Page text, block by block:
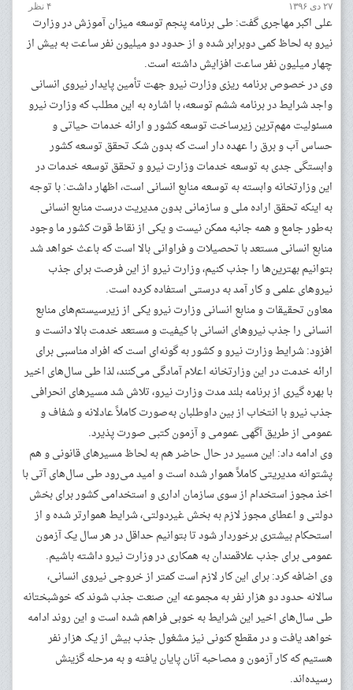
۲۷ دی ۱۳۹۶ ۴ نظر
علی اکبر مهاجری گفت: طی برنامه پنجم توسعه میزان آموزش در وزارت
نیرو به لحاظ کمی دوبرابر شده و از حدود دو میلیون نفر ساعت به بیش از
چهار میلیون نفر ساعت افزایش داشته است.
وی در خصوص برنامه ریزی وزارت نیرو جهت تأمین پایدار نیروی انسانی
واجد شرایط در برنامه ششم توسعه، با اشاره به این مطلب که وزارت نیرو
مسئولیت مهم‌ترین زیرساخت توسعه کشور و ارائه خدمات حیاتی و
حساس آب و برق را عهده دار است که بدون شک تحقق توسعه کشور
وابستگی جدی به توسعه خدمات وزارت نیرو و تحقق توسعه خدمات در
این وزارتخانه وابسته به توسعه منابع انسانی است، اظهار داشت: با توجه
به اینکه تحقق اراده ملی و سازمانی بدون مدیریت درست منابع انسانی
به‌طور جامع و همه جانبه ممکن نیست و یکی از نقاط قوت کشور ما وجود
منابع انسانی مستعد با تحصیلات و فراوانی بالا است که باعث خواهد شد
بتوانیم بهترین‌ها را جذب کنیم، وزارت نیرو از این فرصت برای جذب
نیرو‌های علمی و کار آمد به درستی استفاده کرده است.
معاون تحقیقات و منابع انسانی وزارت نیرو یکی از زیرسیستم‌های منابع
انسانی را جذب نیرو‌های انسانی با کیفیت و مستعد خدمت بالا دانست و
افزود: شرایط وزارت نیرو و کشور به گونه‌ای است که افراد مناسبی برای
ارائه خدمت در این وزارتخانه اعلام آمادگی می‌کنند، لذا طی سال‌های اخیر
با بهره گیری از برنامه بلند مدت وزارت نیرو، تلاش شد مسیر‌های انحرافی
جذب نیرو با انتخاب از بین داوطلبان به‌صورت کاملاً عادلانه و شفاف و
عمومی از طریق آگهی عمومی و آزمون کتبی صورت پذیرد.
وی ادامه داد: این مسیر در حال حاضر هم به لحاظ مسیر‌های قانونی و هم
پشتوانه مدیریتی کاملاً هموار شده است و امید می‌رود طی سال‌های آتی با
اخذ مجوز استخدام از سوی سازمان اداری و استخدامی کشور برای بخش
دولتی و اعطای مجوز لازم به بخش غیردولتی، شرایط هموارتر شده و از
استحکام بیشتری برخوردار شود تا بتوانیم حداقل در هر سال یک آزمون
عمومی برای جذب علاقمندان به همکاری در وزارت نیرو داشته باشیم.
وی اضافه کرد: برای این کار لازم است کمتر از خروجی نیروی انسانی،
سالانه حدود دو هزار نفر به مجموعه این صنعت جذب شوند که خوشبختانه
طی سال‌های اخیر این شرایط به خوبی فراهم شده است و این روند ادامه
خواهد یافت و در مقطع کنونی نیز مشغول جذب بیش از یک هزار نفر
هستیم که کار آزمون و مصاحبه آنان پایان یافته و به مرحله گزینش
رسیده‌اند.